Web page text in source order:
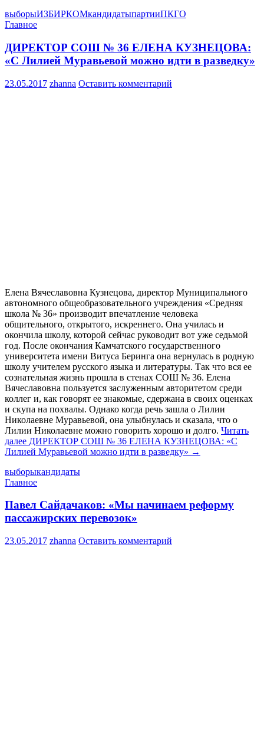
выборыИЗБИРКОМкандидатыпартииПКГО
Главное
ДИРЕКТОР СОШ № 36 ЕЛЕНА КУЗНЕЦОВА:
«С Лилией Муравьевой можно идти в разведку»
23.05.2017 zhanna Оставить комментарий
Елена Вячеславовна Кузнецова, директор Муниципального
автономного общеобразовательного учреждения «Средняя
школа № 36» производит впечатление человека
общительного, открытого, искреннего. Она училась и
окончила школу, которой сейчас руководит вот уже седьмой
год. После окончания Камчатского государственного
университета имени Витуса Беринга она вернулась в родную
школу учителем русского языка и литературы. Так что вся ее
сознательная жизнь прошла в стенах СОШ № 36. Елена
Вячеславовна пользуется заслуженным авторитетом среди
коллег и, как говорят ее знакомые, сдержана в своих оценках
и скупа на похвалы. Однако когда речь зашла о Лилии
Николаевне Муравьевой, она улыбнулась и сказала, что о
Лилии Николаевне можно говорить хорошо и долго. Читать
далее ДИРЕКТОР СОШ № 36 ЕЛЕНА КУЗНЕЦОВА: «С
Лилией Муравьевой можно идти в разведку» →
выборыкандидаты
Главное
Павел Сайдачаков: «Мы начинаем реформу
пассажирских перевозок»
23.05.2017 zhanna Оставить комментарий